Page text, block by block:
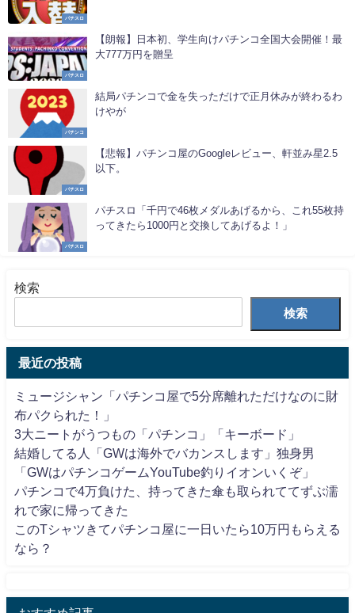
パチスロ
パチスロ
【朗報】日本初、学生向けパチンコ全国大会開催！最
大777万円を贈呈
パチンコ
結局パチンコで金を失っただけで正月休みが終わるわ
けやが
パチスロ
【悲報】パチンコ屋のGoogleレビュー、軒並み星2.5
以下。
パチスロ
パチスロ「千円で46枚メダルあげるから、これ55枚持
ってきたら1000円と交換してあげるよ！」
検索
検索
最近の投稿
ミュージシャン「パチンコ屋で5分席離れただけなのに財
布パクられた！」
3大ニートがうつもの「パチンコ」「キーボード」
結婚してる人「GWは海外でバカンスします」独身男
「GWはパチンコゲームYouTube釣りイオンいくぞ」
パチンコで4万負けた、持ってきた傘も取られててずぶ濡
れで家に帰ってきた
このTシャツきてパチンコ屋に一日いたら10万円もらえる
なら？